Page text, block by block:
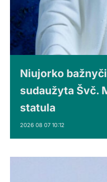
Niujorko
sudaužyta Švč.
statula
2026 08 07 10:12